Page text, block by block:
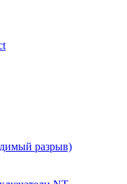
разрыв)